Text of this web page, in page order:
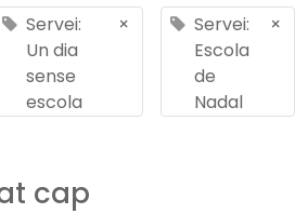
Servei:
Un dia
sense
escola
×
Servei:
Escola
de
Nadal
×
cap